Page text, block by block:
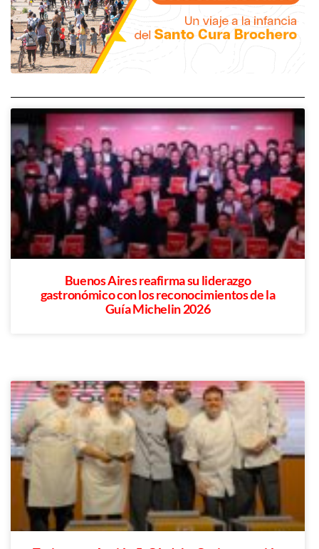
Buenos Aires reafirma su liderazgo
gastronómico con los reconocimientos de la
Guía Michelin 2026